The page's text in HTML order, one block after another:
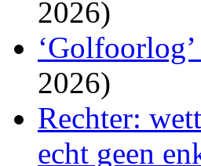
2026)
2026)
Rechter:
echt geen